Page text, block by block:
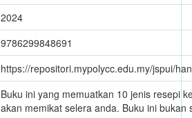
2024
9786299848691
https://repositori.mypolycc.edu.my/jspui/
Buku ini yang memuatkan 10 jenis resepi
akan memikat selera anda. Buku ini bukan